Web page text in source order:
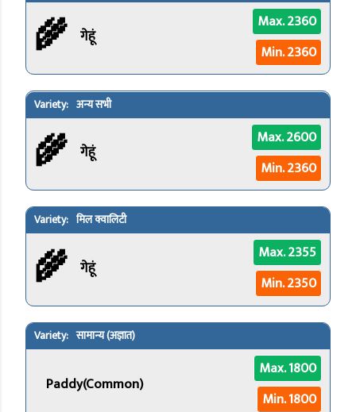
🌾 गेहूं
Max. 2360
Min. 2360
अन्य सभी
🌾 गेहूं
Max. 2600
Min. 2360
मिल क्वालिटी
🌾 गेहूं
Max. 2355
Min. 2350
सामान्य (अज्ञात)
Paddy(Common)
Max. 1800
Min. 1800